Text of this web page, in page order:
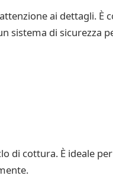
ai dettagli. È
sistema di sicurezza
di cottura. È ideale